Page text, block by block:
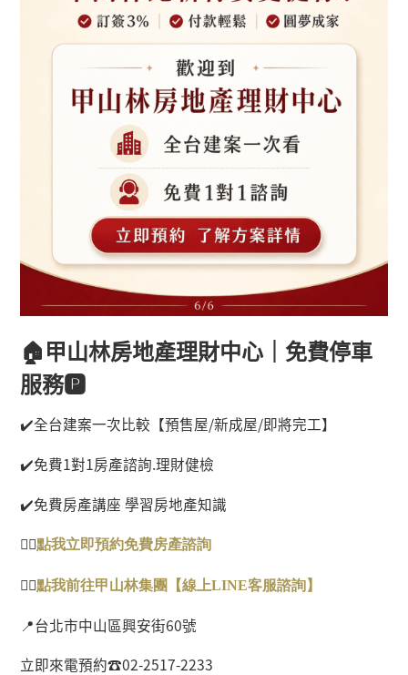
🏠 甲山林房地產理財中心｜免費停車
服務🅿️
✔️全台建案一次比較【預售屋/新成屋/即將完工】
✔️免費1對1房產諮詢.理財健檢
✔️免費房產講座 學習房地產知識
👉🏻點我立即預約免費房產諮詢
👉🏻點我前往甲山林集團【線 上LINE客服諮詢】
📍台北市中山區興安街60號
立即來電預約☎02-2517-2233